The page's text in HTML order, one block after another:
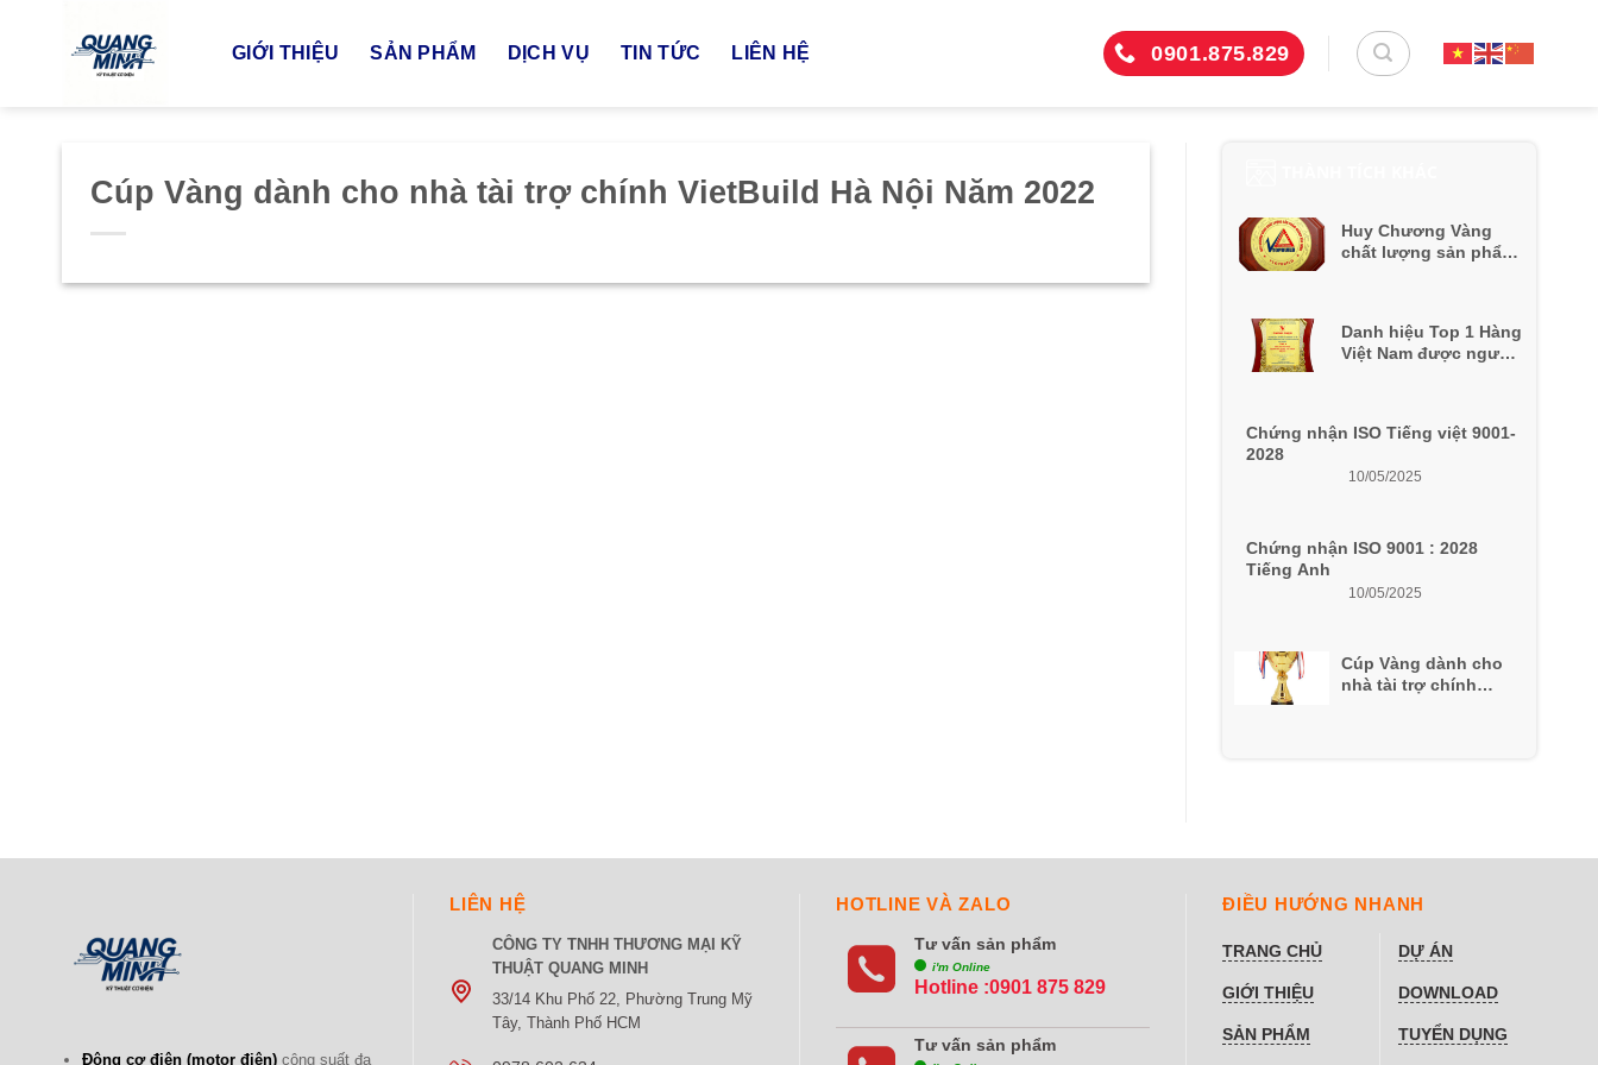
GIỚI THIỆU SẢN PHẨM DỊCH VỤ TIN TỨC LIÊN HỆ 0901.875.829
Cúp Vàng dành cho nhà tài trợ chính VietBuild Hà Nội Năm 2022
Huy Chương Vàng
chất lượng sản phẩm
Danh hiệu Top 1 Hàng
Việt Nam được người
Chứng nhận ISO Tiếng việt 9001-
2028
10/05/2025
Chứng nhận ISO 9001 : 2028
Tiếng Anh
10/05/2025
Cúp Vàng dành cho
nhà tài trợ chính
Động cơ điện (motor điện)công suất đa
LIÊN HỆ
CÔNG TY TNHH THƯƠNG MẠI KỸ
THUẬT QUANG MINH
33/14 Khu Phố 22, Phường Trung Mỹ
Tây, Thành Phố HCM
HOTLINE VÀ ZALO
Tư vấn sản phẩm
i'm Online
Hotline :0901 875 829
Tư vấn sản phẩm
ĐIỀU HƯỚNG NHANH
TRANG CHỦ
GIỚI THIỆU
SẢN PHẨM
DỰ ÁN
DOWNLOAD
TUYỂN DỤNG